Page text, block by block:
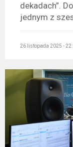
dekadach”.
jednym z
26 listopada 2025 -